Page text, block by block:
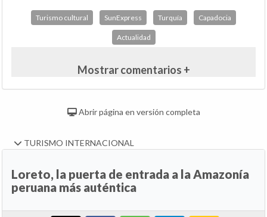
Turismo cultural SunExpress Turquía Capadocia
Actualidad
Mostrar comentarios +
Abrir página en versión completa
TURISMO INTERNACIONAL
Loreto, la puerta de entrada a la Amazonía
peruana más auténtica